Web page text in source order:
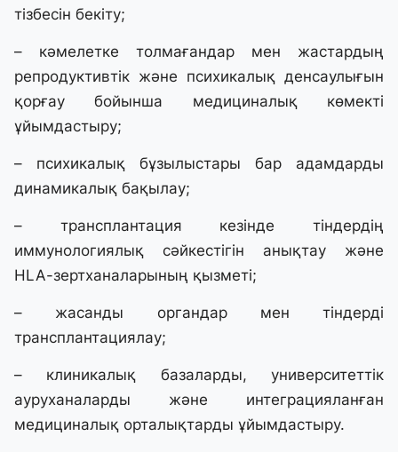
тізбесін бекіту;
– кәмелетке толмағандар мен жастардың
репродуктивтік және психикалық денсаулығын
қорғау бойынша медициналық көмекті
ұйымдастыру;
– психикалық бұзылыстары бар адамдарды
динамикалық бақылау;
– трансплантация кезінде тіндердің
иммунологиялық сәйкестігін анықтау және
HLA-зертханаларының қызметі;
– жасанды органдар мен тіндерді
трансплантациялау;
– клиникалық базаларды, университеттік
ауруханаларды және интеграцияланған
медициналық орталықтарды ұйымдастыру.